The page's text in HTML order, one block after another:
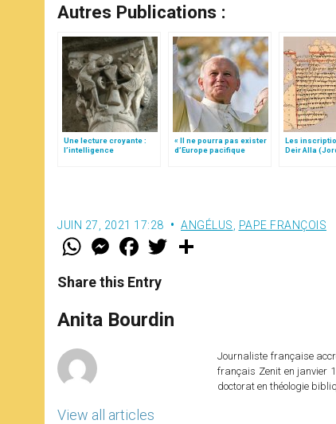
Autres Publications :
Une lecture croyante :
l’intelligence
« Il ne pourra pas exister
d’Europe pacifique
Les
Deir Alla
JUIN 27, 2021 17:28 ANGÉLUS PAPE FRANÇOIS
W
t
s
p
p
M
e
s
e
g
e
F
a
e
b
o
k
w
r
Share this Entry
Anita Bourdin
View all articles
Journaliste française
français Zenit en janvier
doctorat en théologie